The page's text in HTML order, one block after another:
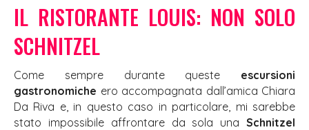
IL RISTORANTE LOUIS: NON SOLO
SCHNITZEL
Come sempre durante queste escursioni
gastronomiche ero accompagnata dall’amica Chiara
Da Riva e, in questo caso in particolare, mi sarebbe
stato impossibile affrontare da sola una Schnitzel